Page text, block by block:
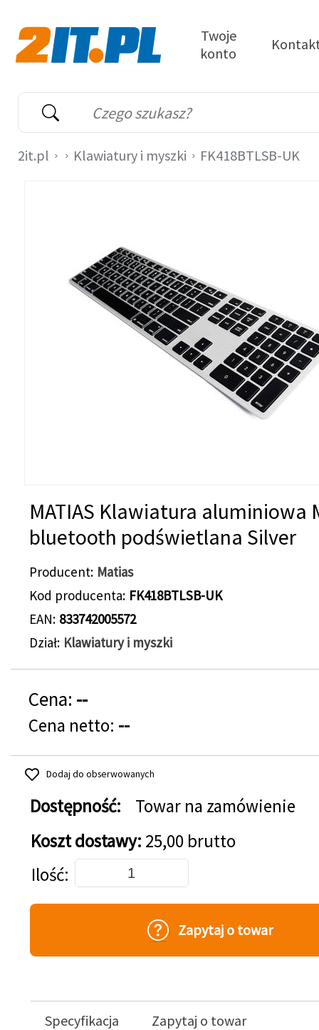
Wyszukiwarka
Słowo kluczowe
Twoje
konto
2it.pl Klawiatury i myszki FK418BTLSB-UK
MATIAS Klawiatura aluminiowa
bluetooth podświetlana Silver
Producent Matias
Kod producenta FK418BTLSB-UK
EAN 833742005572
Dział Klawiatury i myszki
Cena: --
Cena netto: --
Dodaj do obserwowanych
Dostępność:
Towar na zamówienie
Koszt dostawy: 25,00 brutto
Dodaj do koszyka
Ilość
Zapytaj o towar
Specyfikacja Zapytaj o towar